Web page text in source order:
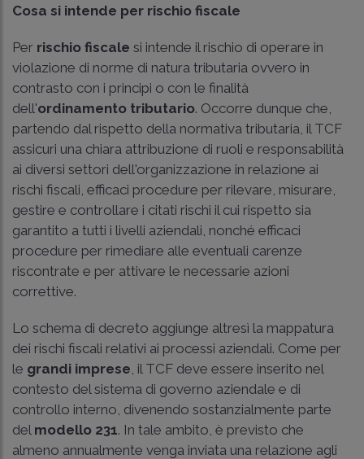
Cosa si intende per rischio fiscale
Per rischio fiscale si intende il rischio di operare in
violazione di norme di natura tributaria ovvero in
contrasto con i principi o con le finalità
dell'ordinamento tributario. Occorre dunque che,
partendo dal rispetto della normativa tributaria, il TCF
assicuri una chiara attribuzione di ruoli e responsabilità
ai diversi settori dell'organizzazione in relazione ai
rischi fiscali, efficaci procedure per rilevare, misurare,
gestire e controllare i citati rischi il cui rispetto sia
garantito a tutti i livelli aziendali, nonché efficaci
procedure per rimediare alle eventuali carenze
riscontrate e per attivare le necessarie azioni
correttive.
Lo schema di decreto aggiunge altresì la mappatura
dei rischi fiscali relativi ai processi aziendali. Come per
le grandi imprese , il TCF deve essere inserito nel
contesto del sistema di governo aziendale e di
controllo interno, divenendo sostanzialmente parte
del modello 231. In tale ambito, è previsto che
almeno annualmente venga inviata una relazione agli